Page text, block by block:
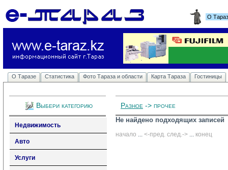
О
О Таразе Статистика Фото Тараза и области Карта Тараза Гостиницы
Выбери категорию
Недвижимость
Авто
Услуги
Разное -> прочее
Не найдено подходящих записей
начало ... <-пред. след.-> ... конец